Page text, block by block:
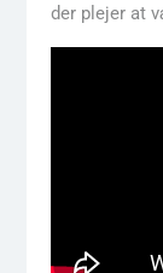
der plejer at